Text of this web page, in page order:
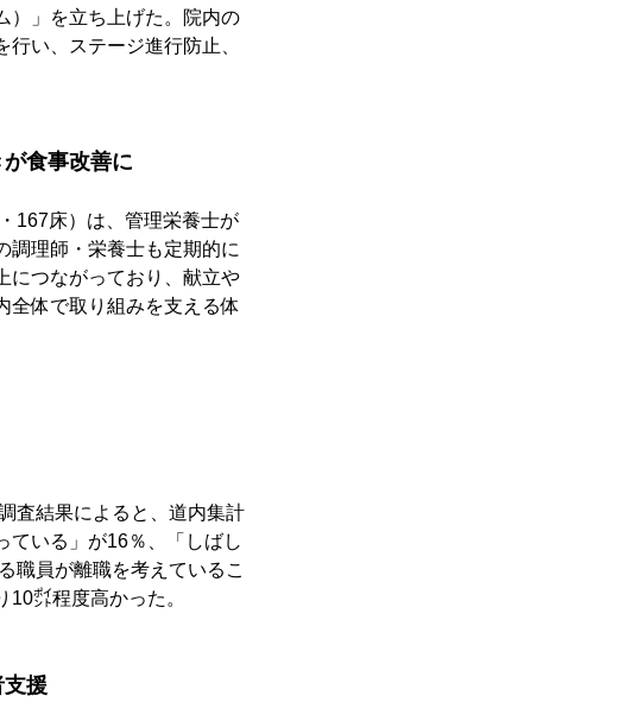
）」を立ち上げた。院内の
い、ステージ進行防止、
食事改善に
167床）は、管理栄養士が
調理師・栄養士も定期的に
につながっており、献立や
全体で取り組みを支える体
査結果によると、道内集計
ている」が16％、「しばし
職員が離職を考えているこ
㌽程度高かった。
支援